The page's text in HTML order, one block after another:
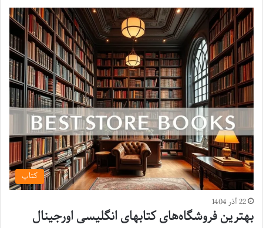
کتاب
22 آذر 1404
بهترین فروشگاه‌های کتابهای انگلیسی اورجینال